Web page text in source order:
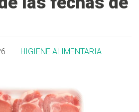
HIGIENE ALIMENTARIA